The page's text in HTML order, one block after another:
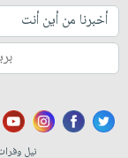
نيل وفرات.كوم 1998 - 2026.